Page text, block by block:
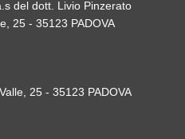
del dott. Livio Pinzerato
25 - 35123 PADOVA
25 - 35123 PADOVA